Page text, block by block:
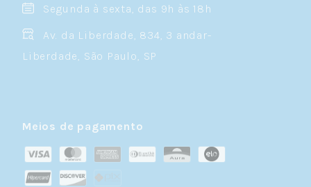
Segunda à sexta, das 9h às 18h
Av. da Liberdade, 834, 3 andar-
Liberdade, São Paulo, SP
Meios de pagamento